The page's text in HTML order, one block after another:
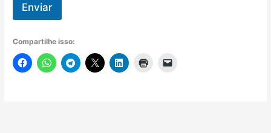
Enviar
Compartilhe isso: